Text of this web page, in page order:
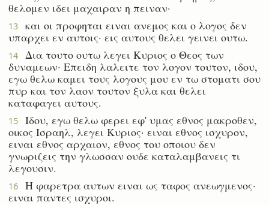
θελομεν ιδει μαχαιραν η πειναν·
13
και οι προφηται ειναι ανεμος και ο λογος δεν
υπαρχει εν αυτοις· εις αυτους θελει γεινει ουτω.
14
Δια τουτο ουτω λεγει Κυριος ο Θεος των
δυναμεων· Επειδη λαλειτε τον λογον τουτον, ιδου,
εγω θελω καμει τους λογους μου εν τω στοματι σου
πυρ και τον λαον τουτον ξυλα και θελει
καταφαγει αυτους.
15
Ιδου, εγω θελω φερει εφ' υμας εθνος μακροθεν,
οικος Ισραηλ, λεγει Κυριος· ειναι εθνος ισχυρον,
ειναι εθνος αρχαιον, εθνος του οποιου δεν
γνωριζεις την γλωσσαν ουδε καταλαμβανεις τι
λεγουσιν.
16
Η φαρετρα αυτων ειναι ως ταφος ανεωγμενος·
ειναι παντες ισχυροι.